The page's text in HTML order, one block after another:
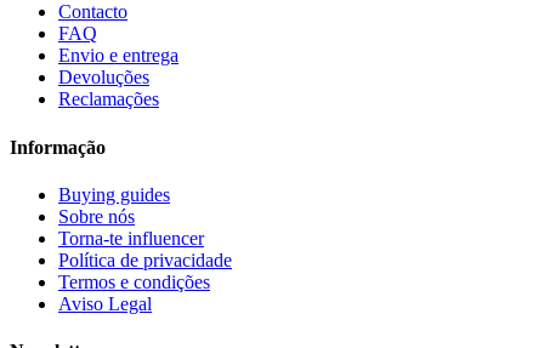
Contacto
FAQ
Envio e entrega
Devoluções
Reclamações
Informação
Buying guides
Sobre nós
Torna-te influencer
Política de privacidade
Termos e condições
Aviso Legal